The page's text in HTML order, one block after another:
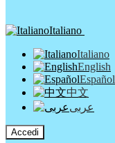
Italiano
Italiano
English
Español
中文
عربى
Accedi